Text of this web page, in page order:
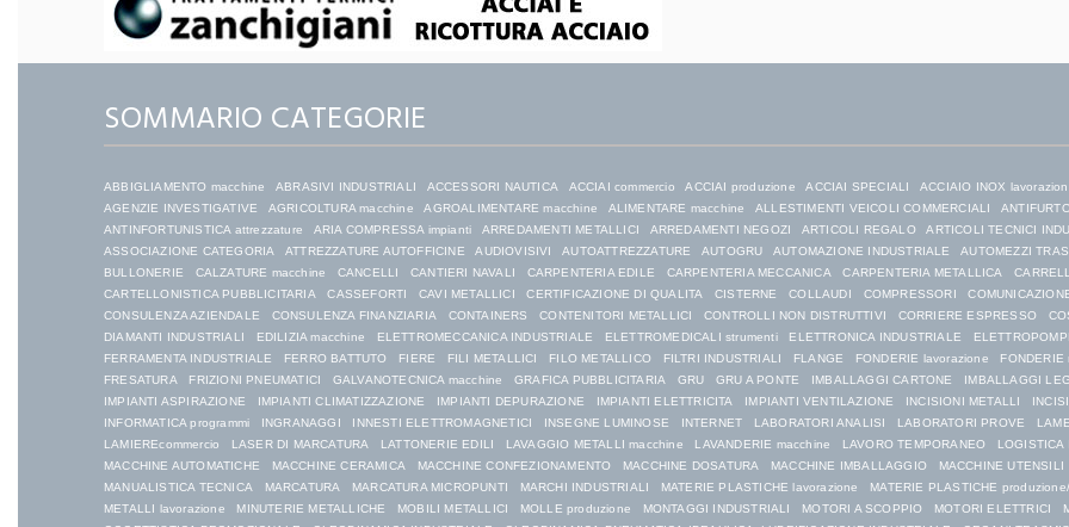
SOMMARIO CATEGORIE
ABBIGLIAMENTO macchine ABRASIVI INDUSTRIALI ACCESSORI NAUTICA ACCIAI commercio ACCIAI produzione ACCIAI SPECIALI
ACCIAIO INOX
AGENZIE INVESTIGATIVE
AGRICOLTURA macchine AGROALIMENTARE macchine ALIMENTARE macchine ALLESTIMENTI VEICOLI COMMERCIALI
ANTINFORTUNISTICA attrezzature
ARIA COMPRESSA impianti ARREDAMENTI METALLICI ARREDAMENTI NEGOZI ARTICOLI REGALO
ARTICOLI TECNICI
ASSOCIAZIONE CATEGORIA
ATTREZZATURE AUTOFFICINE AUDIOVISIVI AUTOATTREZZATURE AUTOGRU AUTOMAZIONE INDUSTRIALE
AUTOMEZZI
BULLONERIE
CALZATURE macchine CANCELLI CANTIERI NAVALI CARPENTERIA EDILE CARPENTERIA MECCANICA CARPENTERIA METALLICA
CARTELLONISTICA PUBBLICITARIA
CASSEFORTI CAVI METALLICI CERTIFICAZIONE DI QUALITA CISTERNE COLLAUDI COMPRESSORI
CONSULENZA AZIENDALE
CONSULENZA FINANZIARIA CONTAINERS CONTENITORI METALLICI CONTROLLI NON DISTRUTTIVI CORRIERE ESPRESSO
DIAMANTI INDUSTRIALI
EDILIZIA macchine ELETTROMECCANICA INDUSTRIALE ELETTROMEDICALI strumenti ELETTRONICA INDUSTRIALE
FERRAMENTA INDUSTRIALE
FERRO BATTUTO FIERE FILI METALLICI FILO METALLICO FILTRI INDUSTRIALI FLANGE FONDERIE lavorazione
FONDERIE
FRESATURA
FRIZIONI PNEUMATICI GALVANOTECNICA macchine GRAFICA PUBBLICITARIA GRU GRU A PONTE IMBALLAGGI CARTONE
IMBALLAGGI
IMPIANTI ASPIRAZIONE
IMPIANTI CLIMATIZZAZIONE IMPIANTI DEPURAZIONE IMPIANTI ELETTRICITA IMPIANTI VENTILAZIONE INCISIONI METALLI
INFORMATICA programmi
INGRANAGGI INNESTI ELETTROMAGNETICI INSEGNE LUMINOSE INTERNET LABORATORI ANALISI LABORATORI PROVE
LAMIEREcommercio
LASER DI MARCATURA LATTONERIE EDILI LAVAGGIO METALLI macchine LAVANDERIE macchine LAVORO TEMPORANEO
LOGISTICA
MACCHINE AUTOMATICHE
MACCHINE CERAMICA MACCHINE CONFEZIONAMENTO MACCHINE DOSATURA MACCHINE IMBALLAGGIO
MACCHINE UTENSILI
MANUALISTICA TECNICA
MARCATURA MARCATURA MICROPUNTI MARCHI INDUSTRIALI MATERIE PLASTICHE lavorazione
MATERIE PLASTICHE
METALLI lavorazione
MINUTERIE METALLICHE MOBILI METALLICI MOLLE produzione MONTAGGI INDUSTRIALI MOTORI A SCOPPIO MOTORI ELETTRICI